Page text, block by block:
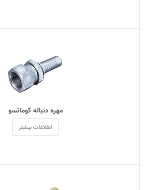
مهره دنباله کوماتسو
اطلاعات بیشتر